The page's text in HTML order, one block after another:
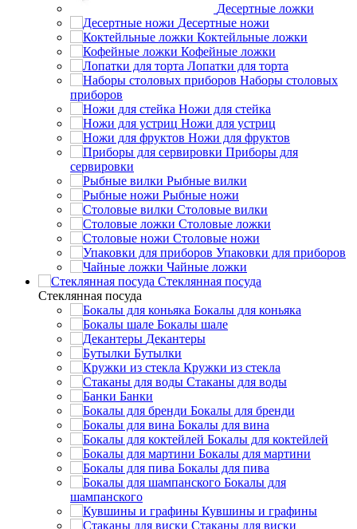
Десертные ложки
Десертные ножи
Коктейльные ложки
Кофейные ложки
Лопатки для торта
Наборы столовых
приборов
Ножи для стейка
Ножи для устриц
Ножи для фруктов
Приборы для
сервировки
Рыбные вилки
Рыбные ножи
Столовые вилки
Столовые ложки
Столовые ножи
Упаковки для приборов
Чайные ложки
Стеклянная посуда
Стеклянная посуда
Бокалы для коньяка
Бокалы шале
Декантеры
Бутылки
Кружки из стекла
Стаканы для воды
Банки
Бокалы для бренди
Бокалы для вина
Бокалы для коктейлей
Бокалы для мартини
Бокалы для пива
Бокалы для
шампанского
Кувшины и графины
Стаканы для виски